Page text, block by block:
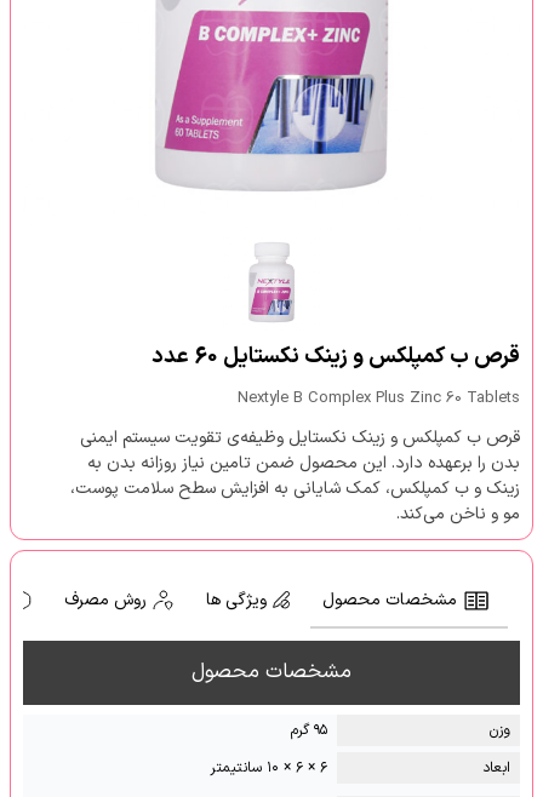
قرص ب کمپلکس و زینک نکستایل 60 عدد
Nextyle B Complex Plus Zinc 60 Tablets
قرص ب کمپلکس و زینک نکستایل وظیفه‌ی تقویت سیستم ایمنی
بدن را برعهده دارد. این محصول ضمن تامین نیاز روزانه بدن به
زینک و ب کمپلکس، کمک شایانی به افزایش سطح سلامت پوست،
مو و ناخن می‌کند.
مشخصات محصول ویژگی ها روش مصرف
مشخصات محصول
وزن
۹۵ گرم
ابعاد
۶ × ۶ × ۱۰ سانتیمتر